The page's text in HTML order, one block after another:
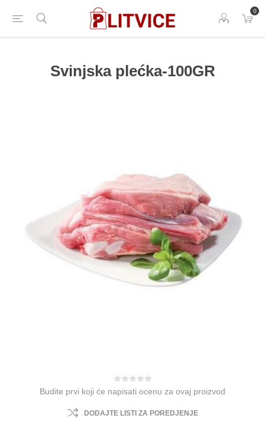
0
Svinjska plećka-100GR
Budite prvi koji će napisati ocenu za ovaj proizvod
DODAJTE LISTI ZA POREDJENJE